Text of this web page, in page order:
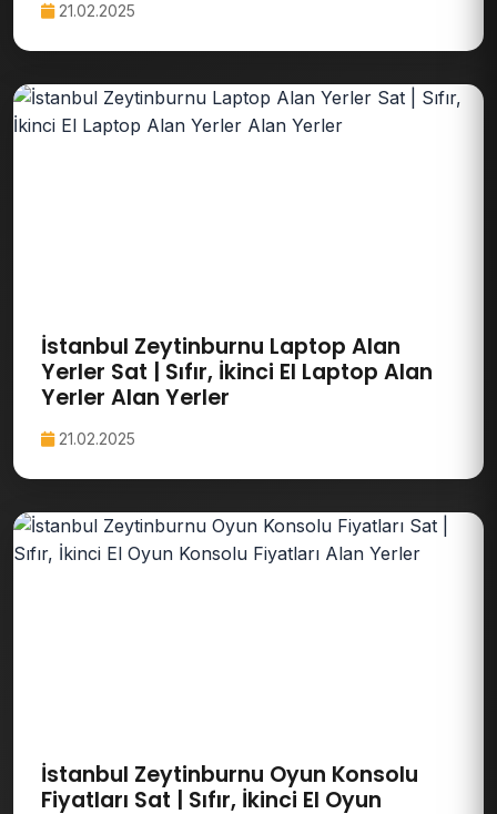
21.02.2025
İstanbul Zeytinburnu Laptop Alan
Yerler Sat | Sıfır, İkinci El Laptop Alan
Yerler Alan Yerler
21.02.2025
İstanbul Zeytinburnu Oyun Konsolu
Fiyatları Sat | Sıfır, İkinci El Oyun